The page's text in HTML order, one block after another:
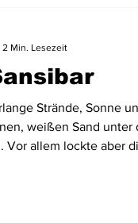
Strände, Sonne
weißen Sand unter
Vor allem lockte aber
2 Min. Lesezeit